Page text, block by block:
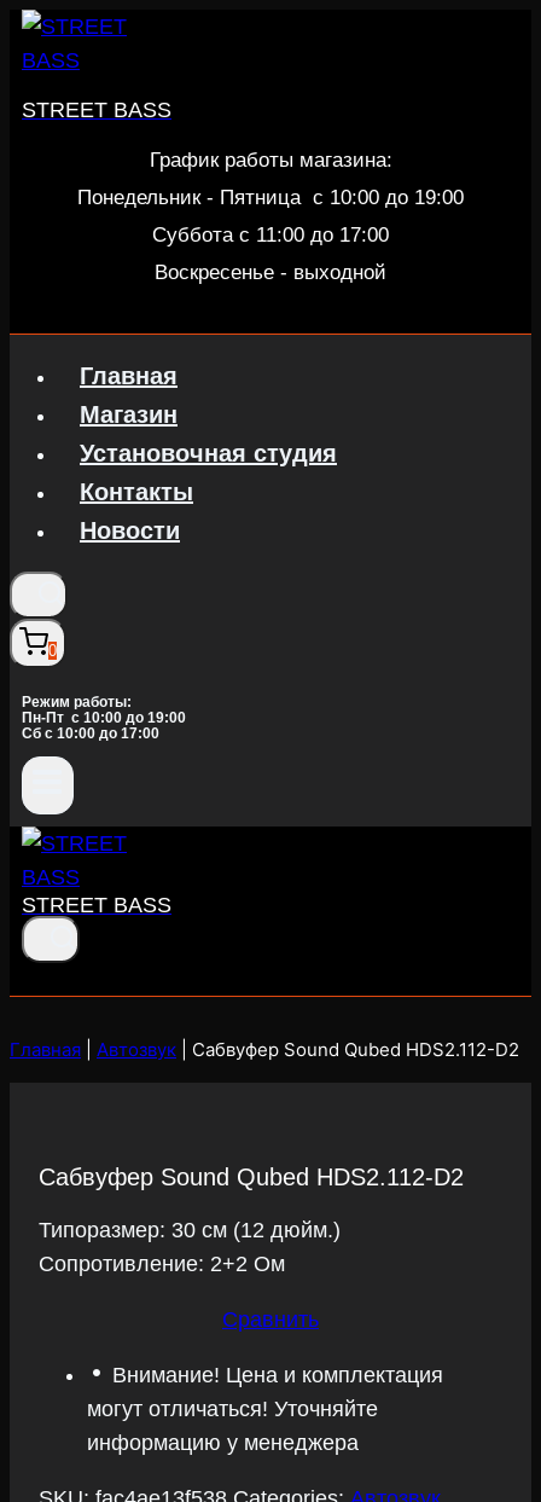
Перейти
STREET BASS
График работы магазина:
Понедельник - Пятница c 10:00 до 19:00
Суббота с 11:00 до 17:00
Воскресенье - выходной
Главная
Магазин
Установочная студия
Контакты
Новости
0
Режим работы:
Пн-Пт c 10:00 до 19:00
Сб с 10:00 до 17:00
STREET BASS
Главная Автозвук Сабвуфер Sound Qubed HDS2.112-D2
Сабвуфер Sound Qubed HDS2.112-D2
Типоразмер: 30 см (12 дюйм.)
Сопротивление: 2+2 Ом
Сравнить
Внимание! Цена и комплектация
могут отличаться! Уточняйте
информацию у менеджера